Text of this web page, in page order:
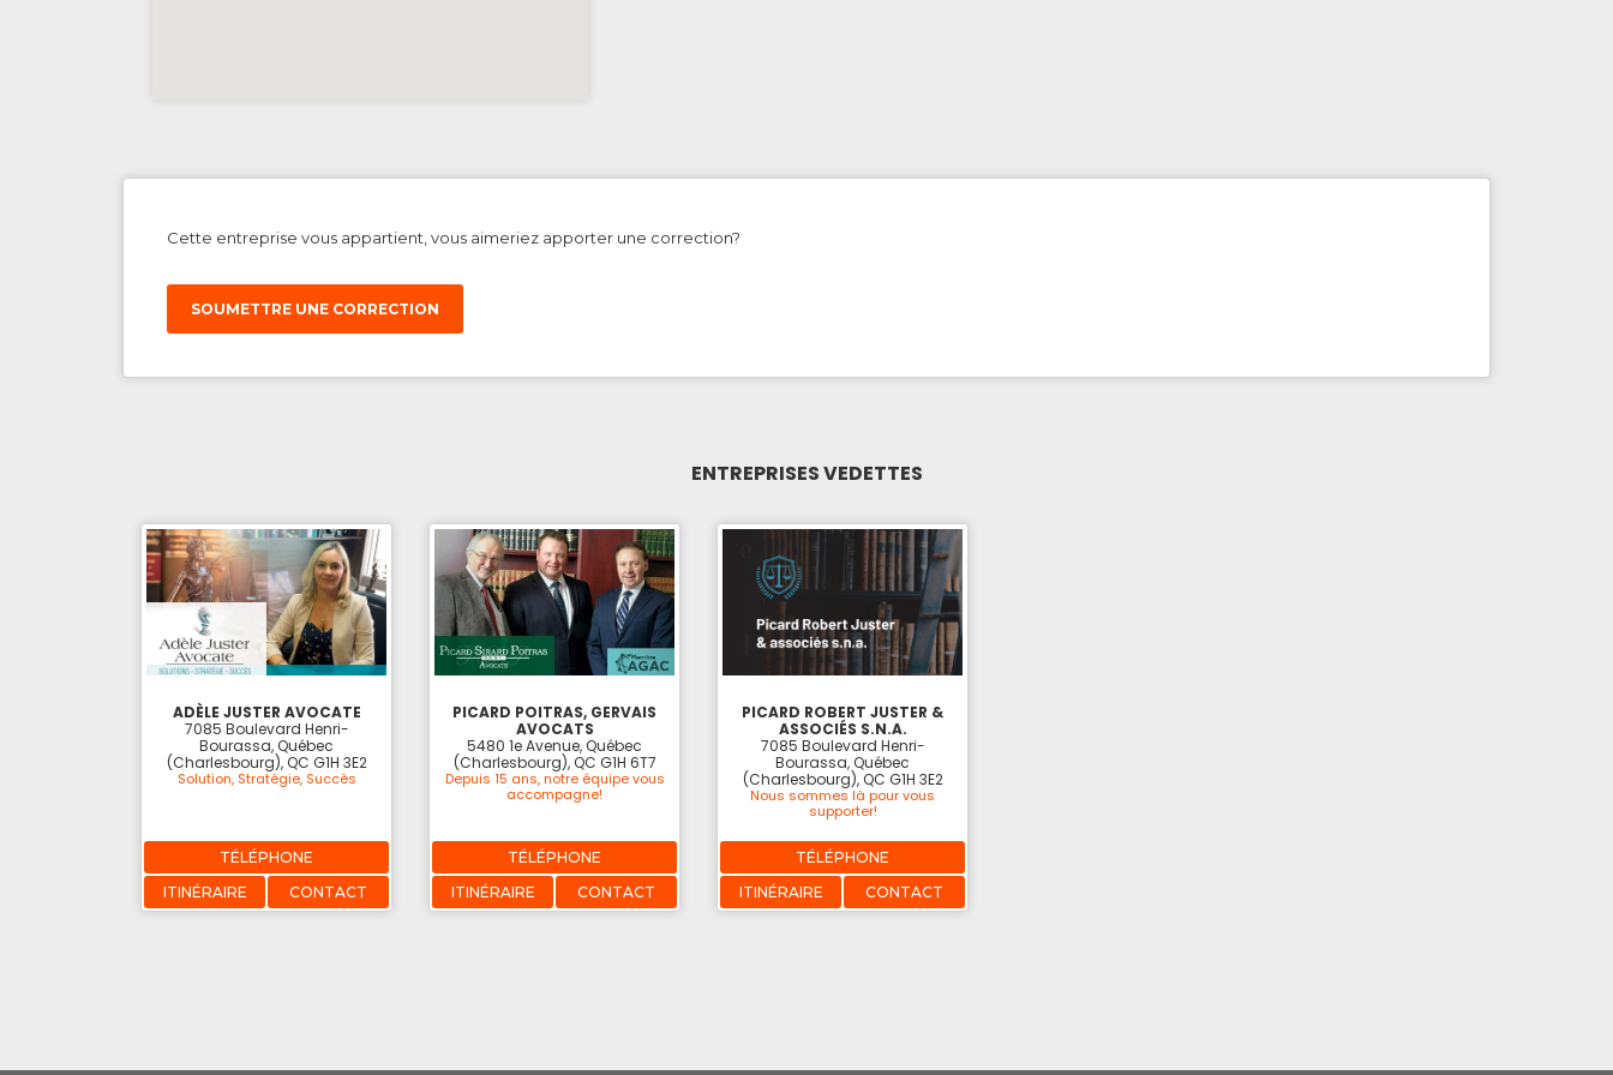
Cette entreprise vous appartient, vous aimeriez apporter une correction?
SOUMETTRE UNE CORRECTION
ENTREPRISES VEDETTES
ADÈLE JUSTER AVOCATE
7085 Boulevard Henri-
Bourassa, Québec
(Charlesbourg), QC G1H 3E2
Solution, Stratégie, Succès
TÉLÉPHONE
ITINÉRAIRE
CONTACT
PICARD POITRAS, GERVAIS
AVOCATS
5480 1e Avenue, Québec
(Charlesbourg), QC G1H 6T7
Depuis 15 ans, notre équipe vous
accompagne!
TÉLÉPHONE
ITINÉRAIRE
CONTACT
PICARD ROBERT JUSTER &
ASSOCIÉS S.N.A.
7085 Boulevard Henri-
Bourassa, Québec
(Charlesbourg), QC G1H 3E2
Nous sommes là pour vous
supporter!
TÉLÉPHONE
ITINÉRAIRE
CONTACT